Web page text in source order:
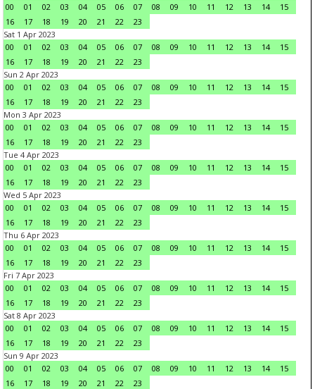
00
01 02 03 04 05 06 07 08 09 10 11 12 13 14
15
16
17 18 19 20 21 22
23
Sat 1 Apr 2023
00
01 02 03 04 05 06 07 08 09 10 11 12 13 14
15
16
17 18 19 20 21 22
23
Sun 2 Apr 2023
00
01 02 03 04 05 06 07 08 09 10 11 12 13 14
15
16
17 18 19 20 21 22
23
Mon 3 Apr 2023
00
01 02 03 04 05 06 07 08 09 10 11 12 13 14
15
16
17 18 19 20 21 22
23
Tue 4 Apr 2023
00
01 02 03 04 05 06 07 08 09 10 11 12 13 14
15
16
17 18 19 20 21 22
23
Wed 5 Apr 2023
00
01 02 03 04 05 06 07 08 09 10 11 12 13 14
15
16
17 18 19 20 21 22
23
Thu 6 Apr 2023
00
01 02 03 04 05 06 07 08 09 10 11 12 13 14
15
16
17 18 19 20 21 22
23
Fri 7 Apr 2023
00
01 02 03 04 05 06 07 08 09 10 11 12 13 14
15
16
17 18 19 20 21 22
23
Sat 8 Apr 2023
00
01 02 03 04 05 06 07 08 09 10 11 12 13 14
15
16
17 18 19 20 21 22
23
Sun 9 Apr 2023
00
01 02 03 04 05 06 07 08 09 10 11 12 13 14
15
16
17 18 19 20 21 22
23